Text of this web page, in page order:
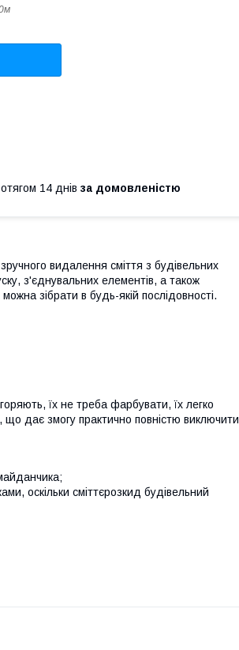
14 днів за домовленістю
видалення сміття з будівельних
з'єднувальних елементів, а також
зібрати в будь-якій послідовності.
їх не треба фарбувати, їх легко
дає змогу практично повністю виключити
оскільки сміттєрозкид будівельний